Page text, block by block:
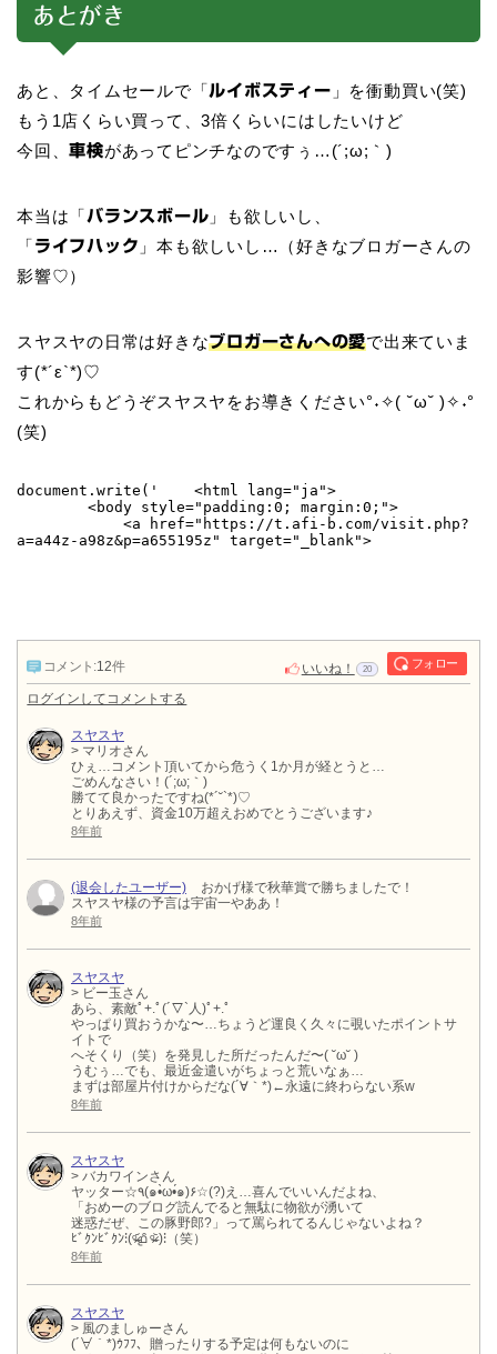
あとがき
あと、タイムセールで「ルイボスティー 」を衝動買い(笑)
もう1店くらい買って、3倍くらいにはしたいけど
今回、車検があってピンチなのですぅ…(´;ω;｀)
本当は「バランスボール 」も欲しいし、
「 ライフハック 」本も欲しいし…（好きなブロガーさんの
影響♡）
スヤスヤの日常は好きなブロガーさんへの愛で出来ていま
す(*´ε`*)♡
これからもどうぞスヤスヤをお導きください°˖✧( ˘ω˘ )✧˖°
(笑)